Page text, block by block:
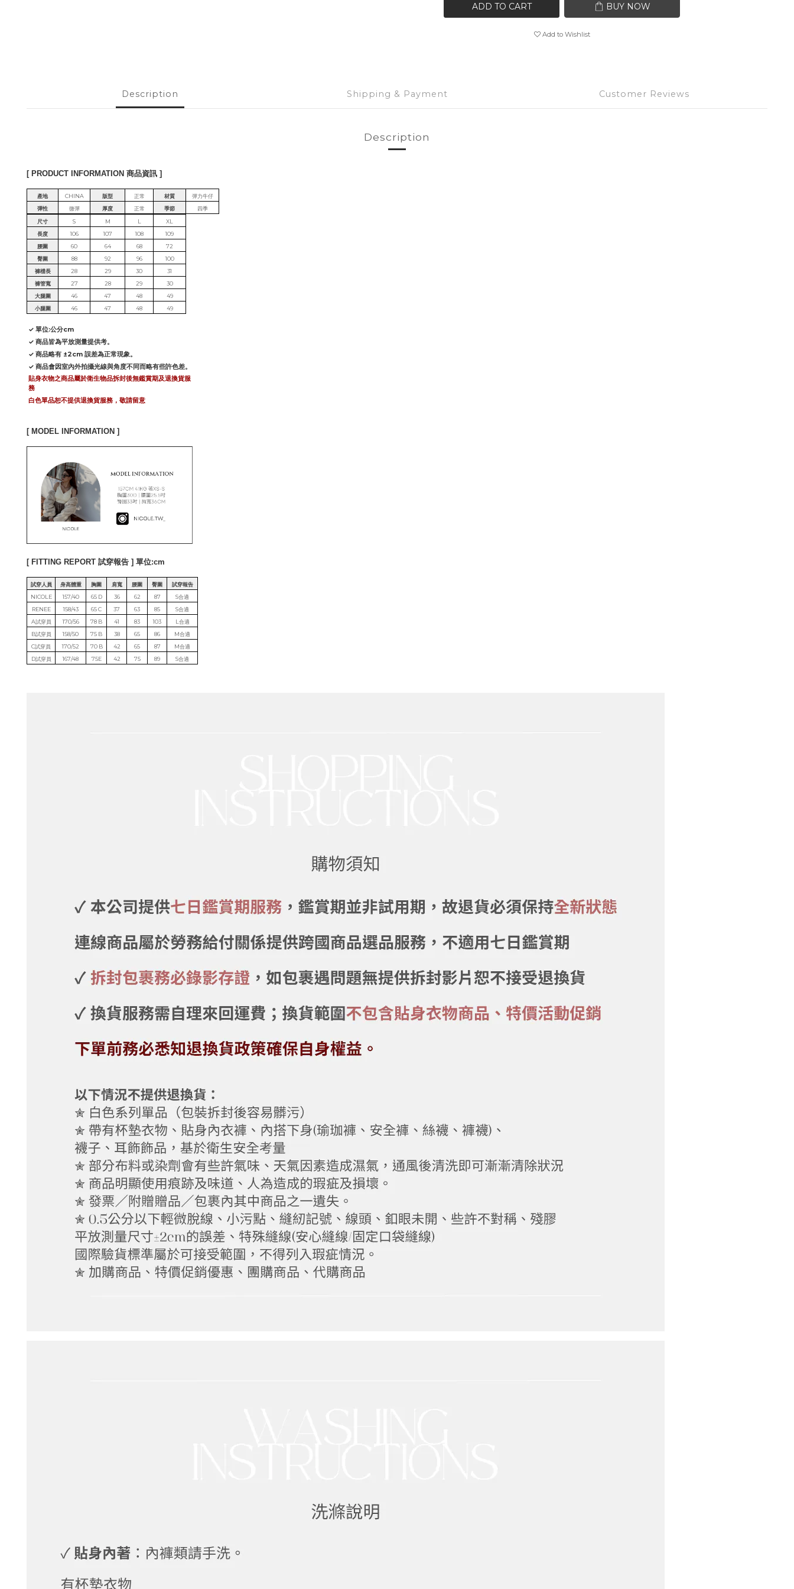
ADD TO CART BUY NOW
Add to Wishlist
Description Shipping & Payment Customer Reviews
Description
[ PRODUCT INFORMATION 商品資訊 ]
產地 CHINA 版型 正常 材質
彈力牛仔
彈性
微彈 厚度 正常 季節
四季
尺寸
S M L
XL
長度
106 107 108
109
腰圍
60 64 68
72
臀圍
88 92 96
100
褲檔長
28 29 30
31
褲管寬
27 28 29
30
大腿圍
46 47 48
49
小腿圍
46 47 48 49
✓ 單位:公分cm
✓ 商品皆為平放測量提供考。
✓ 商品略有 ±2cm 誤差為正常現象。
✓ 商品會因室內外拍攝光線與角度不同而略有些許色差。
貼身衣物之商品屬於衛生物品拆封後無鑑賞期及退換貨服
務
白色單品恕不提供退換貨服務，敬請留意
[ MODEL INFORMATION ]
[ FITTING REPORT 試穿報告 ] 單位:cm
試穿人員 身高體重 胸圍 肩寬 腰圍 臀圍
試穿報告
NICOLE
157/40 65 D 36 62 87
S合適
RENEE
158/43 65 C 37 63 85
S合適
A試穿員
170/56 78 B 41 83 103
L合適
B試穿員
158/50 75 B 38 65 86
M合適
C試穿員
170/52 70 B 42 65 87
M合適
D試穿員
167/48 75E 42 75 89 S合適